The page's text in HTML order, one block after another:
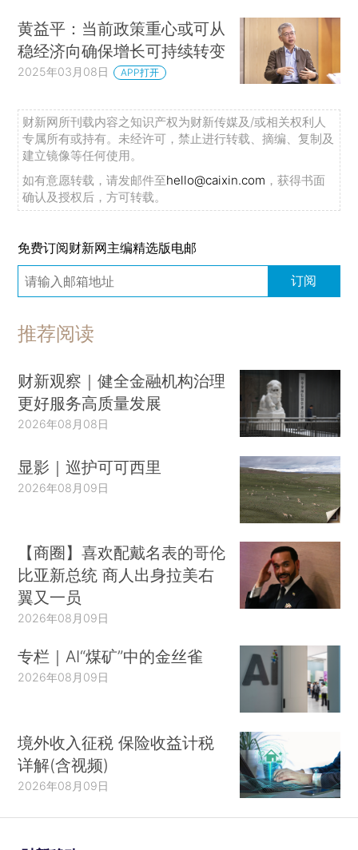
黄益平：当前政策重心或可从
稳经济向确保增长可持续转变
2025年03月08日 APP打开
财新网所刊载内容之知识产权为财新传媒及/或相关权利人
专属所有或持有。未经许可，禁止进行转载、摘编、复制及
建立镜像等任何使用。
如有意愿转载，请发邮件至hello@caixin.com ，获得书面
确认及授权后，方可转载。
免费订阅财新网主编精选版电邮
订阅
推荐阅读
财新观察｜健全金融机构治理
更好服务高质量发展
2026年08月08日
显影｜巡护可可西里
2026年08月09日
【商圈】喜欢配戴名表的哥伦
比亚新总统 商人出身拉美右
翼又一员
2026年08月09日
专栏｜AI“煤矿”中的金丝雀
2026年08月09日
境外收入征税 保险收益计税
详解(含视频)
2026年08月09日